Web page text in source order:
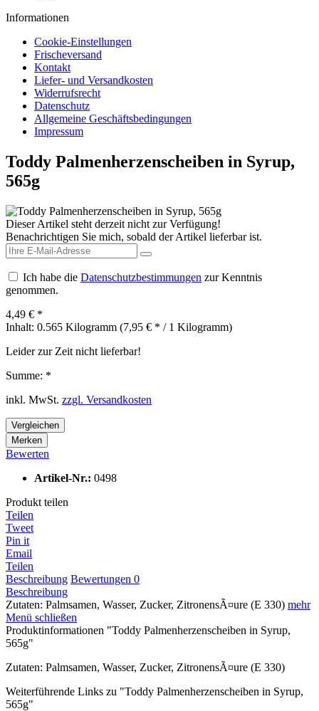
Informationen
Cookie-Einstellungen
Frischeversand
Kontakt
Liefer- und Versandkosten
Widerrufsrecht
Datenschutz
Allgemeine Geschäftsbedingungen
Impressum
Toddy Palmenherzenscheiben in Syrup,
565g
Dieser Artikel steht derzeit nicht zur Verfügung!
Benachrichtigen Sie mich, sobald der Artikel lieferbar ist.
Ich habe die Datenschutzbestimmungen zur Kenntnis
genommen.
4,49 € *
Inhalt: 0.565 Kilogramm (7,95 € * / 1 Kilogramm)
Leider zur Zeit nicht lieferbar!
Summe: *
inkl. MwSt. zzgl. Versandkosten
Vergleichen
Merken
Bewerten
Artikel-Nr.: 0498
Produkt teilen
Teilen
Tweet
Pin it
Email
Teilen
Beschreibung Bewertungen 0
Beschreibung
Zutaten: Palmsamen, Wasser, Zucker, ZitronensÃ¤ure (E 330) mehr
Menü schließen
Produktinformationen "Toddy Palmenherzenscheiben in Syrup,
565g"
Zutaten: Palmsamen, Wasser, Zucker, ZitronensÃ¤ure (E 330)
Weiterführende Links zu "Toddy Palmenherzenscheiben in Syrup,
565g"